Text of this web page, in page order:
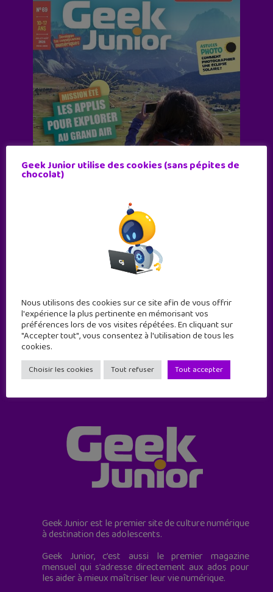
Abonne-toi !
11 numéros par an
Geek Junior est le premier site de culture numérique
à destination des adolescents.
Geek Junior, c’est aussi le premier magazine
mensuel qui s’adresse directement aux ados pour
les aider à mieux maîtriser leur vie numérique.
Geek Junior utilise des cookies (sans pépites de
chocolat)
Nous utilisons des cookies sur ce site afin de vous offrir
l'expérience la plus pertinente en mémorisant vos
préférences lors de vos visites répétées. En cliquant sur
"Accepter tout", vous consentez à l'utilisation de tous les
cookies.
Choisir les cookies Tout refuser Tout accepter